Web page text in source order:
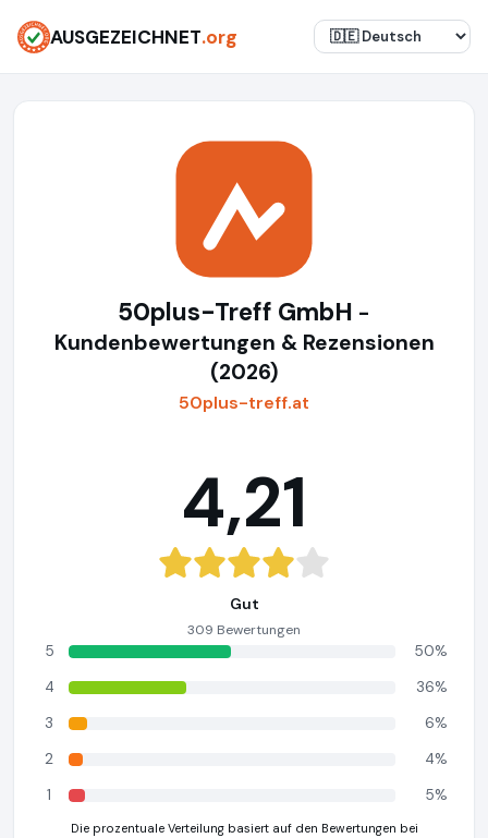
AUSGEZEICHNET.org
50plus-Treff GmbH -
Kundenbewertungen & Rezensionen
(2026)
50plus-treff.at
4,21
Gut
309 Bewertungen
5
50%
4
36%
3
6%
2
4%
1
5%
Die prozentuale Verteilung basiert auf den Bewertungen bei